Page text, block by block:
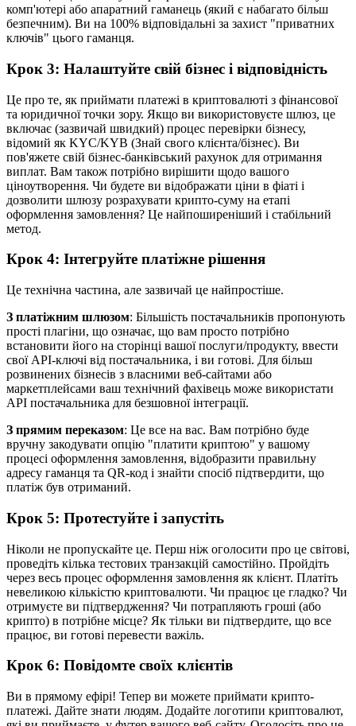
комп'ютері або апаратний гаманець (який є набагато більш
безпечним). Ви на 100% відповідальні за захист "приватних
ключів" цього гаманця.
Крок 3: Налаштуйте свій бізнес і відповідність
Це про те, як приймати платежі в криптовалюті з фінансової
та юридичної точки зору. Якщо ви використовуєте шлюз, це
включає (зазвичай швидкий) процес перевірки бізнесу,
відомий як KYC/KYB (Знай свого клієнта/бізнес). Ви
пов'яжете свій бізнес-банківський рахунок для отримання
виплат. Вам також потрібно вирішити щодо вашого
ціноутворення. Чи будете ви відображати ціни в фіаті і
дозволити шлюзу розрахувати крипто-суму на етапі
оформлення замовлення? Це найпоширеніший і стабільний
метод.
Крок 4: Інтегруйте платіжне рішення
Це технічна частина, але зазвичай це найпростіше.
З платіжним шлюзом: Більшість постачальників пропонують
прості плагіни, що означає, що вам просто потрібно
встановити його на сторінці вашої послуги/продукту, ввести
свої API-ключі від постачальника, і ви готові. Для більш
розвинених бізнесів з власними веб-сайтами або
маркетплейсами ваш технічний фахівець може використати
API постачальника для безшовної інтеграції.
З прямим переказом: Це все на вас. Вам потрібно буде
вручну закодувати опцію "платити криптою" у вашому
процесі оформлення замовлення, відобразити правильну
адресу гаманця та QR-код і знайти спосіб підтвердити, що
платіж був отриманий.
Крок 5: Протестуйте і запустіть
Ніколи не пропускайте це. Перш ніж оголосити про це світові,
проведіть кілька тестових транзакцій самостійно. Пройдіть
через весь процес оформлення замовлення як клієнт. Платіть
невеликою кількістю криптовалюти. Чи працює це гладко? Чи
отримуєте ви підтвердження? Чи потрапляють гроші (або
крипто) в потрібне місце? Як тільки ви підтвердите, що все
працює, ви готові перевести важіль.
Крок 6: Повідомте своїх клієнтів
Ви в прямому ефірі! Тепер ви можете приймати крипто-
платежі. Дайте знати людям. Додайте логотипи криптовалют,